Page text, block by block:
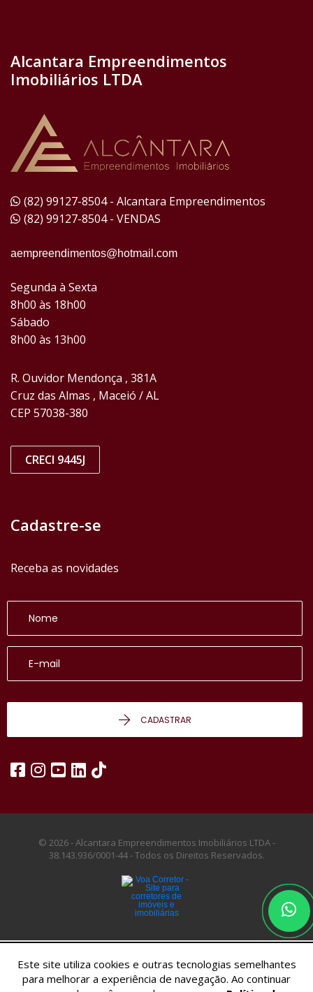
Alcantara Empreendimentos
Imobiliários LTDA
(82) 99127-8504 - Alcantara Empreendimentos
(82) 99127-8504 - VENDAS
aempreendimentos@hotmail.com
Segunda à Sexta
8h00 às 18h00
Sábado
8h00 às 13h00
R. Ouvidor Mendonça , 381A
Cruz das Almas , Maceió / AL
CEP 57038-380
CRECI 9445J
Cadastre-se
Receba as novidades
CADASTRAR
© 2026 - Alcantara Empreendimentos Imobiliários LTDA -
38.143.936/0001-44 -Todos os Direitos Reservados.
Este site utiliza cookies e outras tecnologias semelhantes
para melhorar a experiência de navegação. Ao continuar